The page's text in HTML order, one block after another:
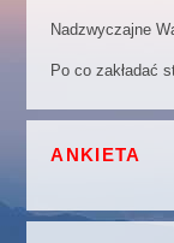
Nadzwyczajne
Po co zakładać
ANKIETA